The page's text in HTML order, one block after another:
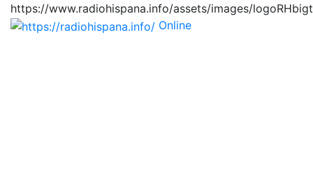
https://www.radiohispana.info/assets/images/
Online